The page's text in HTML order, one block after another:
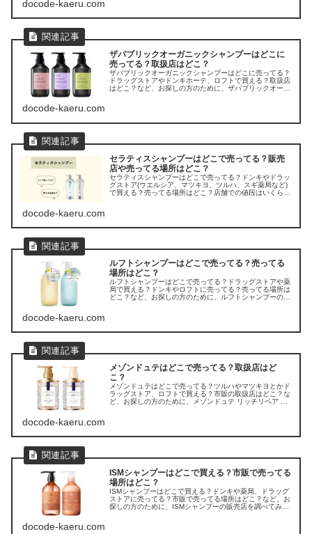
docode-kaeru.com
ザパブリックオーガニックシャンプーはどこに
売ってる？取扱店はどこ？
ザパブリックオーガニックシャンプーはどこに売ってる？
ドラッグストアやドンキホーテ、ロフトで買える？取扱店
はどこ？など、お探しの方のために、ザパブリックオーガ
docode-kaeru.com
セラティスシャンプーはどこで売ってる？販売
店や売ってる場所はどこ？
セラティスシャンプーはどこで売ってる？ドンキやドラッ
グストア(ウエルシア、マツキヨ、ツルハ、スギ薬局など)
で買える？売ってる場所はどこ？店舗での値段はいくら？
docode-kaeru.com
ルフトシャンプーはどこで売ってる？売ってる
場所はどこ？
ルフトシャンプーはどこで売ってる？ドラッグストアや薬
局で買える？ドンキやロフトに売ってる？売ってる場所は
どこ？など、お探しの方のために、ルフトシャンプーの販
docode-kaeru.com
メゾンドュテはどこで売ってる？取扱店はど
こ？
メゾンドュテはどこで売ってる？ツルハやマツキヨとかド
ラッグストア、ロフトで買える？市販の取扱店はどこ？な
ど、お探しの方のために、メゾンドュテ リッチリペア シ
docode-kaeru.com
ISMシャンプーはどこで買える？市販で売ってる
場所はどこ？
ISMシャンプーはどこで買える？ドンキや薬局、ドラッグ
ストアに売ってる？市販で売ってる場所はどこ？など、お
探しの方のために、ISMシャンプーの販売店を調べてみま
docode-kaeru.com